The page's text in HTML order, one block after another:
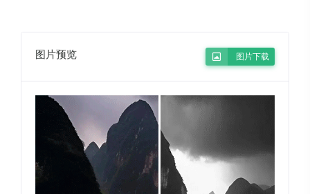
图片预览 图片下载